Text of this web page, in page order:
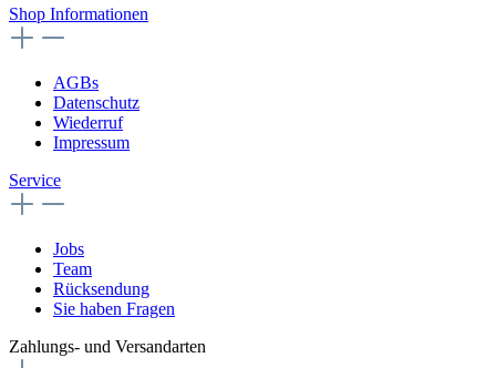
Shop Informationen
AGBs
Datenschutz
Wiederruf
Impressum
Service
Jobs
Team
Rücksendung
Sie haben Fragen
Zahlungs- und Versandarten